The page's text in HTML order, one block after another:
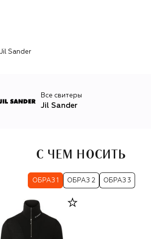
деталями кроя.
Sander
Все свитеры
Jil Sander
С ЧЕМ НОСИТЬ
ОБРАЗ 1 ОБРАЗ 2 ОБРАЗ 3